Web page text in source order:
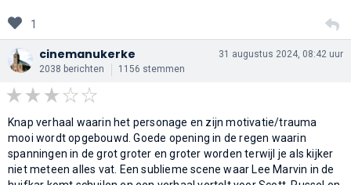
1
cinemanukerke
2038 berichten 1156 stemmen
31 augustus 2024, 08:42 uur
Knap verhaal waarin het personage en zijn motivatie/trauma
mooi wordt opgebouwd. Goede opening in de regen waarin
spanningen in de grot groter en groter worden terwijl je als kijker
niet meteen alles vat. Een sublieme scene waar Lee Marvin in de